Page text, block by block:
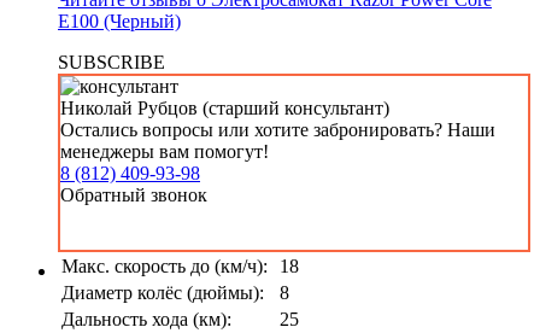
E100 (Черный)
SUBSCRIBE
Николай Рубцов (старший консультант)
Остались вопросы или хотите забронировать? Наши
менеджеры вам помогут!
8 (812) 409-93-98
Обратный звонок
Макс. скорость до (км/ч):
18
Диаметр колёс (дюймы):
8
Дальность хода (км):
25